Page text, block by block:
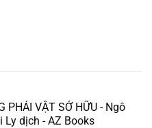
PHẢI VẬT SỞ HỮU - Ngô
Ly dịch - AZ Books